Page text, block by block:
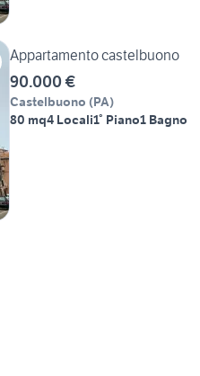
Appartamento castelbuono
90.000 €
Castelbuono (PA)
80 mq4 Locali1° Piano1 Bagno